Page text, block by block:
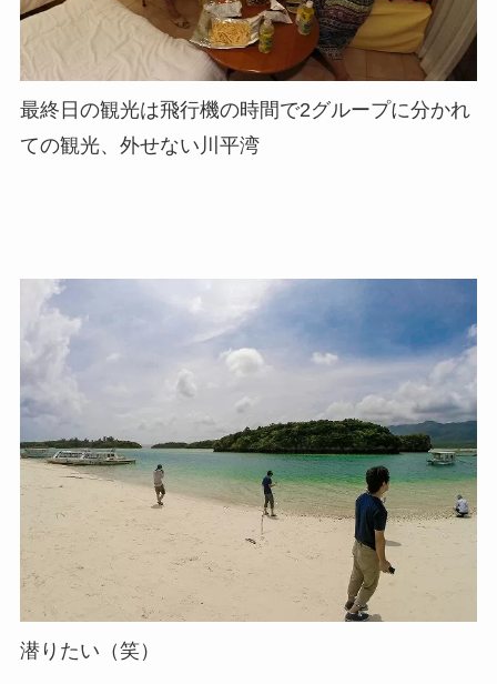
最終日の観光は飛行機の時間で2グループに分かれ
ての観光、外せない川平湾
潜りたい（笑）